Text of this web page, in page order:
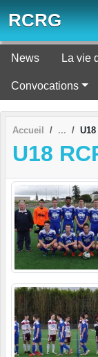
RCRG
News La vie
Convocations
Accueil
U18